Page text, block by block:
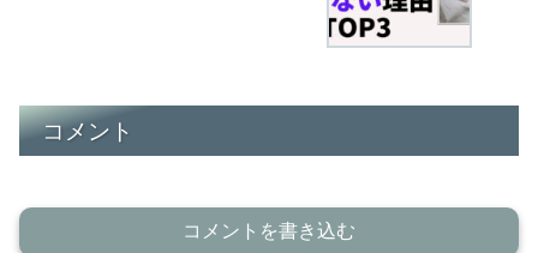
コメント
コメントを書き込む